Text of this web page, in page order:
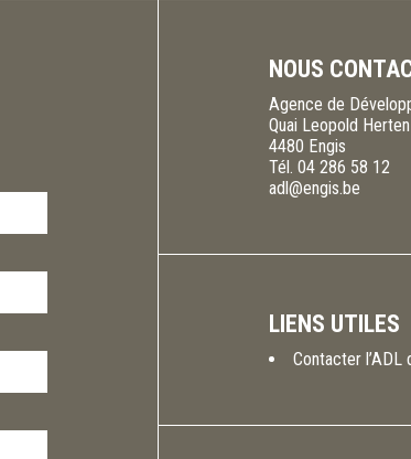
NOUS
Agence de
Quai Leopold
4480 Engis
Tél. 04 286 58 12
adl@engis.be
LIENS UTILES
Contacter l’ADL